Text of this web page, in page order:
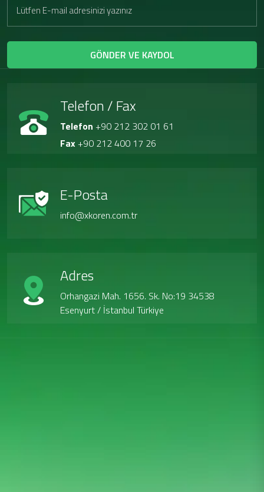
GÖNDER VE KAYDOL
Telefon / Fax
Telefon +90 212 302 01 61
Fax +90 212 400 17 26
E-Posta
info@xkoren.com.tr
Adres
Orhangazi Mah. 1656. Sk. No:19 34538
Esenyurt / İstanbul Türkiye